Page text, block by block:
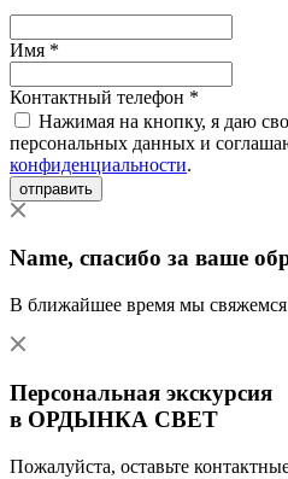
Имя *
Контактный телефон *
Нажимая на кнопку, я даю
персональных данных и
конфиденциальности.
отправить
Name, спасибо за ваше
В ближайшее время мы свяжемся
Персональная экскурсия
в ОРДЫНКА СВЕТ
Пожалуйста, оставьте